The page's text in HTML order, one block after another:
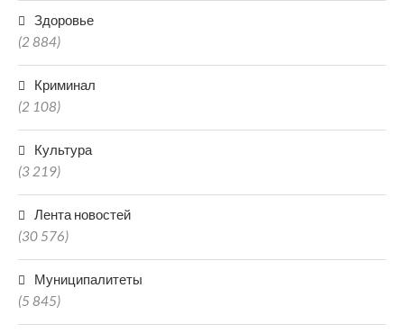
Здоровье
(2 884)
Криминал
(2 108)
Культура
(3 219)
Лента новостей
(30 576)
Муниципалитеты
(5 845)